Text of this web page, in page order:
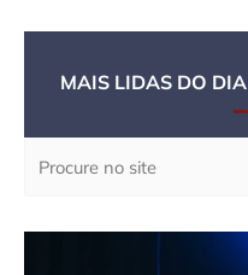
MAIS LIDAS DO DIA